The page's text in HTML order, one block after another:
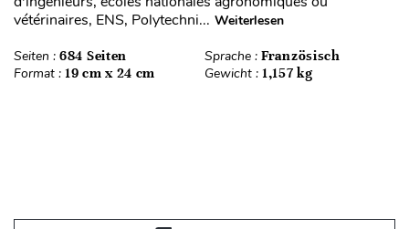
vétérinaires, ENS, Polytechni... Weiterlesen
Seiten : 684 Seiten Sprache : Französisch
Format : 19 cm x 24 cm Gewicht : 1,157 kg